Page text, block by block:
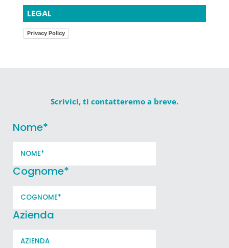
LEGAL
Privacy Policy
Scrivici, ti contatteremo a breve.
Nome*
Cognome*
Azienda